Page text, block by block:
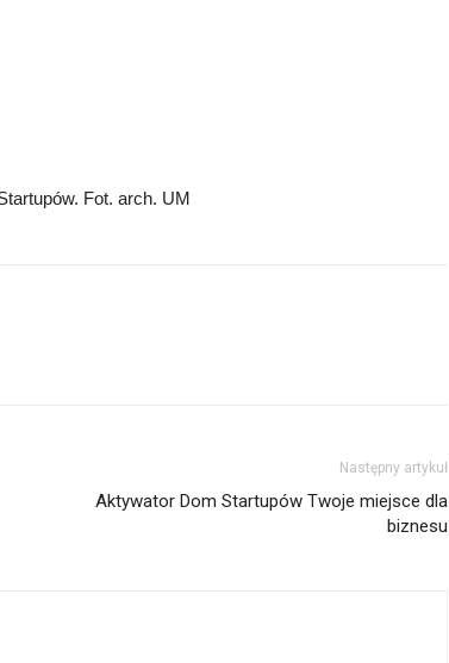
Fot. arch. UM
Następny artykuł
Aktywator Dom Startupów Twoje miejsce dla
biznesu